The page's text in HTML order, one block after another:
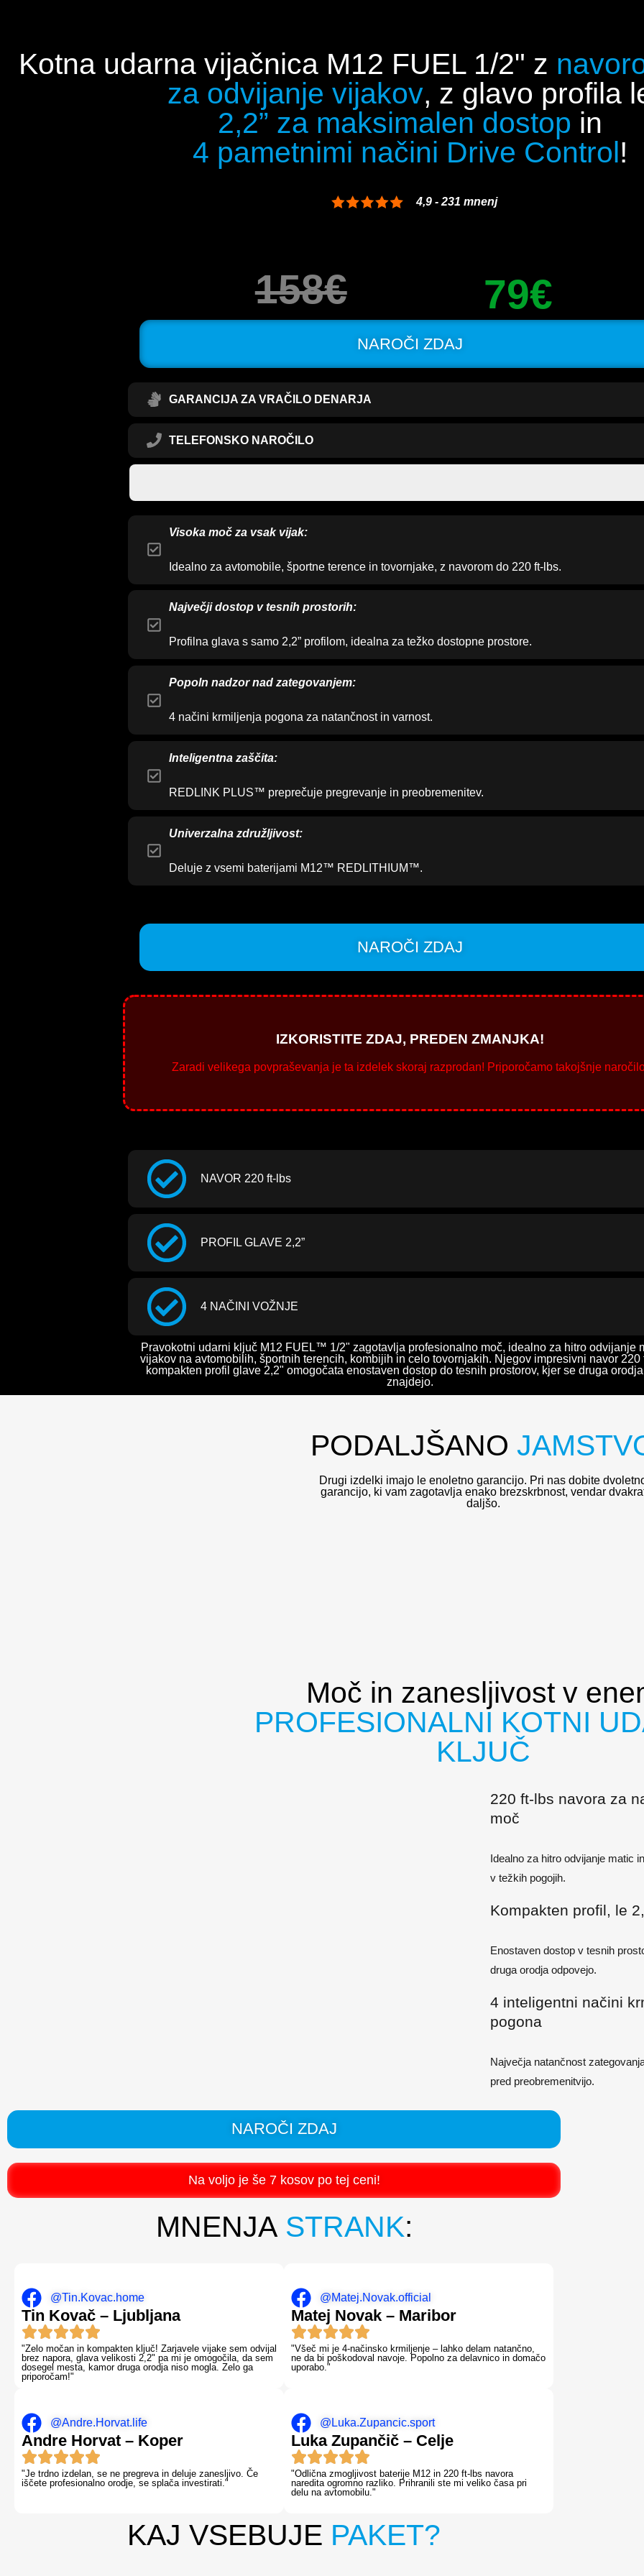
Kotna udarna vijačnica M12 FUEL 1/2" z
za odvijanje vijakov, z glavo profila
2,2” za maksimalen dostop in
4 pametnimi načini Drive Control!
4,9 - 231 mnenj
158€ 79€
NAROČI ZDAJ
GARANCIJA ZA VRAČILO DENARJA
TELEFONSKO NAROČILO
Visoka moč za vsak vijak:
Idealno za avtomobile, športne terence in tovornjake, z navorom do 220 ft-lbs.
Največji dostop v tesnih prostorih:
Profilna glava s samo 2,2” profilom, idealna za težko dostopne prostore.
Popoln nadzor nad zategovanjem:
4 načini krmiljenja pogona za natančnost in varnost.
Inteligentna zaščita:
REDLINK PLUS™ preprečuje pregrevanje in preobremenitev.
Univerzalna združljivost:
Deluje z vsemi baterijami M12™ REDLITHIUM™.
NAROČI ZDAJ
IZKORISTITE ZDAJ, PREDEN ZMANJKA!
Zaradi velikega povpraševanja je ta izdelek skoraj razprodan! Priporočamo takojšnje
NAVOR 220 ft-lbs
PROFIL GLAVE 2,2”
4 NAČINI VOŽNJE
Pravokotni udarni ključ M12 FUEL™ 1/2" zagotavlja profesionalno moč, idealno za hitro odvijanje
vijakov na avtomobilih, športnih terencih, kombijih in celo tovornjakih. Njegov impresivni navor 220
kompakten profil glave 2,2" omogočata enostaven dostop do tesnih prostorov, kjer se druga
znajdejo.
PODALJŠANO
Drugi izdelki imajo le enoletno garancijo. Pri nas dobite
garancijo, ki vam zagotavlja enako brezskrbnost, vendar
daljšo.
Moč in zanesljivost v
PROFESIONALNI KOTNI
KLJUČ
220 ft-lbs navora za
moč
Idealno za hitro odvijanje matic
v težkih pogojih.
Kompakten profil, le
Enostaven dostop v tesnih
druga orodja odpovejo.
4 inteligentni načini
pogona
Največja natančnost
pred preobremenitvijo.
NAROČI ZDAJ
Na voljo je še 7 kosov po tej ceni!
MNENJASTRANK:
@Tin.Kovac.home
Tin Kovač – Ljubljana
"Zelo močan in kompakten ključ! Zarjavele vijake sem odvijal
brez napora, glava velikosti 2,2" pa mi je omogočila, da sem
dosegel mesta, kamor druga orodja niso mogla. Zelo ga
priporočam!"
@Matej.Novak.official
Matej Novak – Maribor
"Všeč mi je 4-načinsko krmiljenje – lahko delam natančno,
ne da bi poškodoval navoje. Popolno za delavnico in domačo
uporabo."
@Andre.Horvat.life
Andre Horvat – Koper
"Je trdno izdelan, se ne pregreva in deluje zanesljivo. Če
iščete profesionalno orodje, se splača investirati."
@Luka.Zupancic.sport
Luka Zupančič – Celje
"Odlična zmogljivost baterije M12 in 220 ft-lbs navora
naredita ogromno razliko. Prihranili ste mi veliko časa pri
delu na avtomobilu."
KAJ VSEBUJE PAKET?